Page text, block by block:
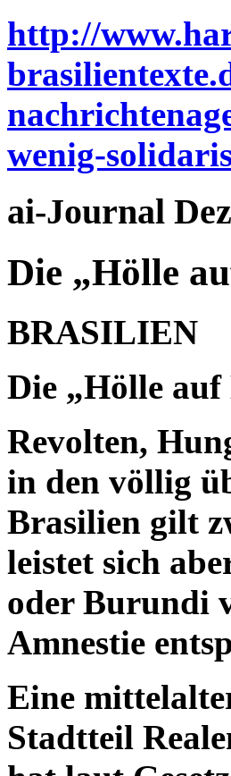
http://
wenig-
ai-Journal
Die „Hölle
BRASILIEN
Die „Hölle auf
Revolten,
in den völlig
Brasilien gilt
leistet sich
oder Burundi
Amnestie
Eine
Stadtteil